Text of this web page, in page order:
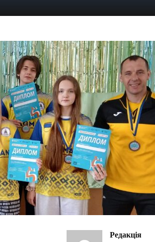
Редакція